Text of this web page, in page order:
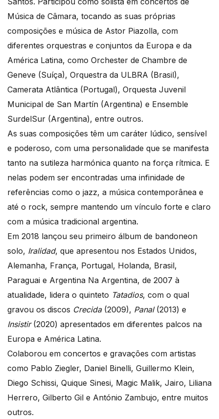
Música de Câmara, tocando as suas próprias
composições e música de Astor Piazolla, com
diferentes orquestras e conjuntos da Europa e da
América Latina, como Orchester de Chambre de
Geneve (Suíça), Orquestra da ULBRA (Brasil),
Camerata Atlântica (Portugal), Orquesta Juvenil
Municipal de San Martín (Argentina) e Ensemble
SurdelSur (Argentina), entre outros.
As suas composições têm um caráter lúdico, sensível
e poderoso, com uma personalidade que se manifesta
tanto na sutileza harmónica quanto na força rítmica. E
nelas podem ser encontradas uma infinidade de
referências como o jazz, a música contemporânea e
até o rock, sempre mantendo um vínculo forte e claro
com a música tradicional argentina.
Em 2018 lançou seu primeiro álbum de bandoneon
solo, Iralidad, que apresentou nos Estados Unidos,
Alemanha, França, Portugal, Holanda, Brasil,
Paraguai e Argentina Na Argentina, de 2007 à
atualidade, lidera o quinteto Tatadios, com o qual
gravou os discos Crecida (2009), Panal (2013) e
Insistir (2020) apresentados em diferentes palcos na
Europa e América Latina.
Colaborou em concertos e gravações com artistas
como Pablo Ziegler, Daniel Binelli, Guillermo Klein,
Diego Schissi, Quique Sinesi, Magic Malik, Jairo, Liliana
Herrero, Gilberto Gil e António Zambujo, entre muitos
outros.